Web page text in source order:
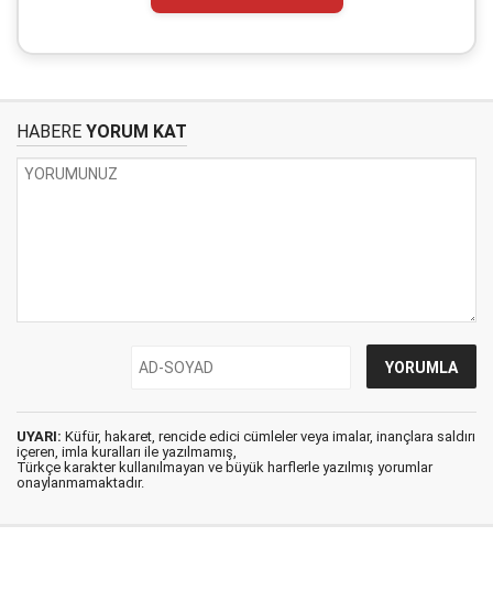
HABERE YORUM KAT
UYARI: Küfür, hakaret, rencide edici cümleler veya imalar, inançlara saldırı
içeren, imla kuralları ile yazılmamış,
Türkçe karakter kullanılmayan ve büyük harflerle yazılmış yorumlar
onaylanmamaktadır.